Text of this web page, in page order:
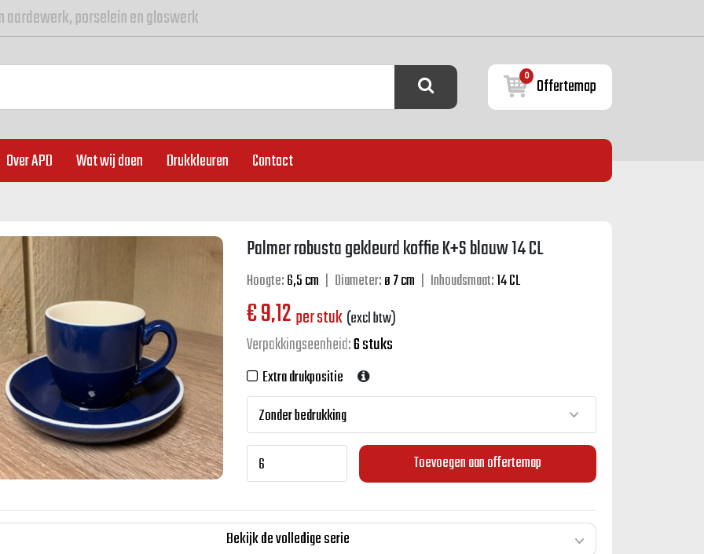
porselein en glaswerk
0 Offertemap
Over APD Wat wij doen Drukkleuren Contact
Palmer robusta gekleurd koffie K+S blauw 14 CL
Hoogte:6,5 cm | Diameter:ø 7 cm | Inhoudsmaat:14 CL
€9,12 per stuk (excl btw)
Verpakkingseenheid:6 stuks
Extra drukpositie
Toevoegen aan offertemap
Bekijk de volledige serie